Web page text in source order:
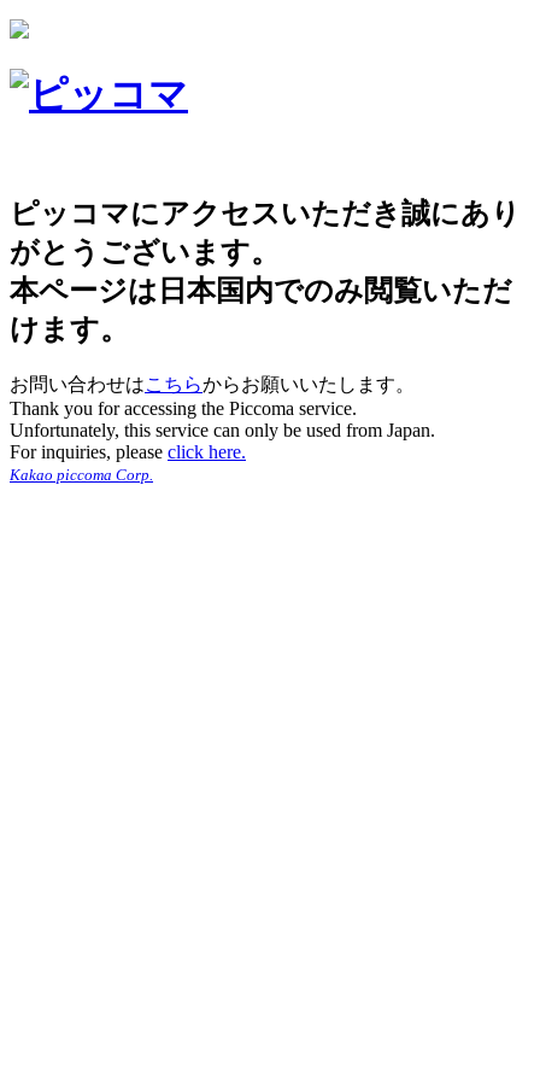
ピッコマにアクセスいただき誠にあり
がとうございます。
本ページは日本国内でのみ閲覧いただ
けます。
お問い合わせはこちらからお願いいたします。
Thank you for accessing the Piccoma service.
Unfortunately, this service can only be used from Japan.
For inquiries, please click here.
Kakao piccoma Corp.